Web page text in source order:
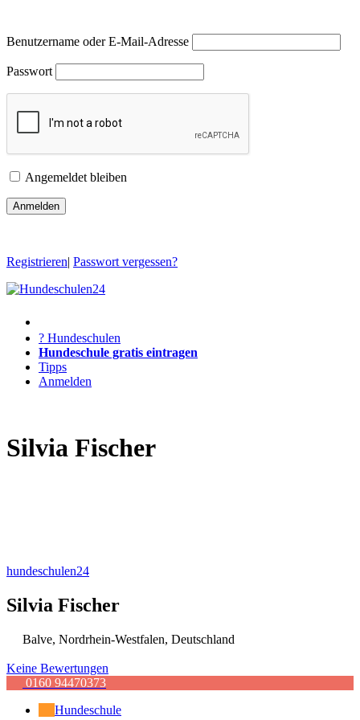
Benutzername oder E-Mail-Adresse
Passwort
Angemeldet bleiben
Registrieren| Passwort vergessen?
? Hundeschulen
Hundeschule gratis eintragen
Tipps
Anmelden
Silvia Fischer
hundeschulen24
Silvia Fischer
Balve, Nordrhein-Westfalen, Deutschland
Keine Bewertungen
0160 94470373
Hundeschule